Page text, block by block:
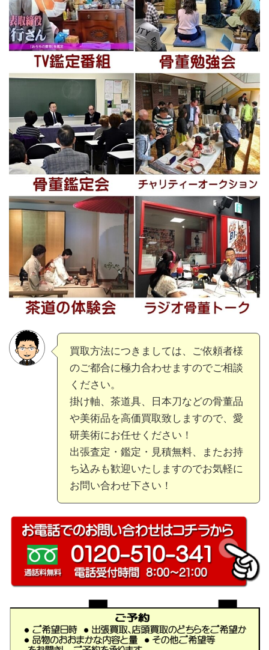
買取方法につきましては、ご依頼者様
のご都合に極力合わせますのでご相談
ください。
掛け軸、茶道具、日本刀などの骨董品
や美術品を高価買取致しますので、愛
研美術にお任せください！
出張査定・鑑定・見積無料、またお持
ち込みも歓迎いたしますのでお気軽に
お問い合わせ下さい！